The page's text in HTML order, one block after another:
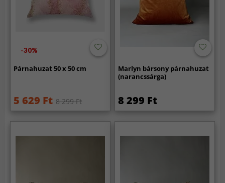
-30%
Párnahuzat 50 x 50 cm
5 629 Ft 8 299 Ft
Marlyn bársony párnahuzat
(narancssárga)
8 299 Ft